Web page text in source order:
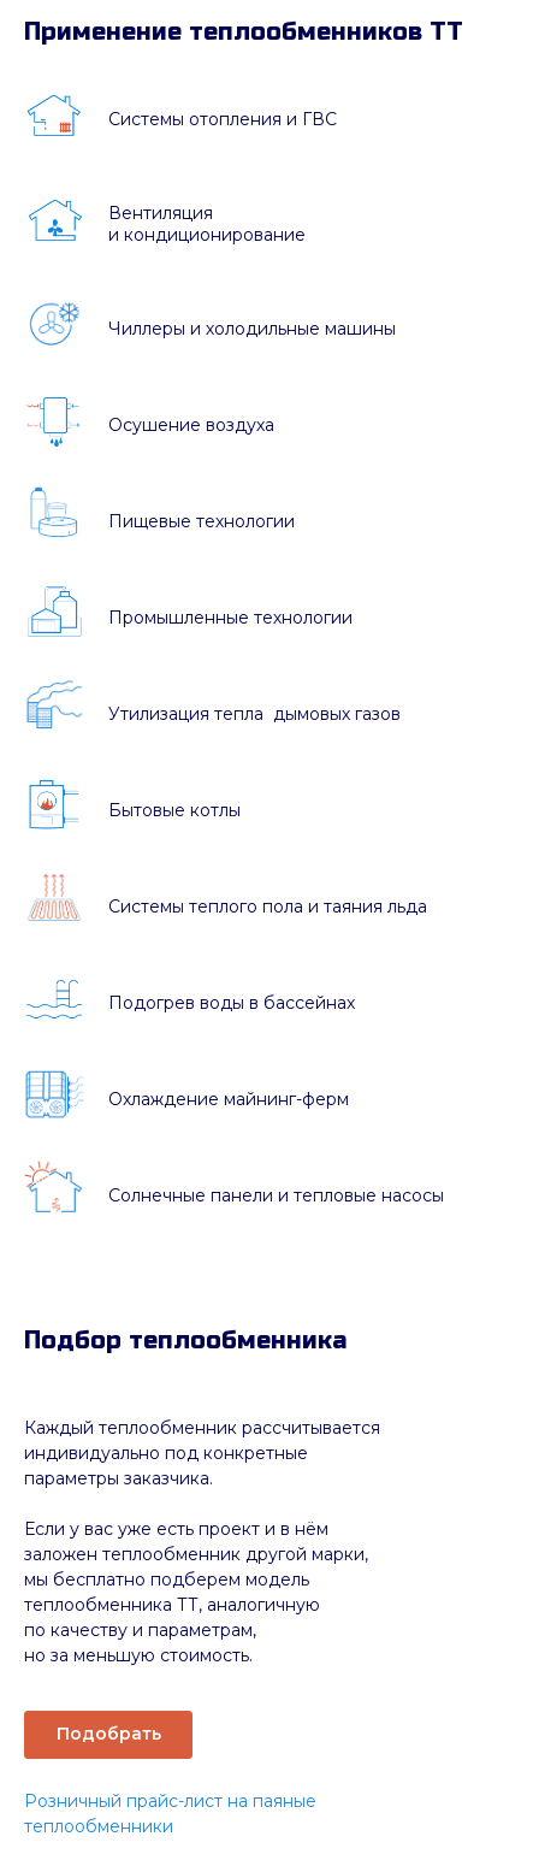
Применение теплообменников ТТ
Системы отопления и ГВС
Вентиляция
и кондиционирование
Чиллеры и холодильные машины
Осушение воздуха
Пищевые технологии
Промышленные технологии
Утилизация тепла дымовых газов
Бытовые котлы
Системы теплого пола и таяния льда
Подогрев воды в бассейнах
Охлаждение майнинг-ферм
Солнечные панели и тепловые насосы
Подбор теплообменника
Подобрать
Каждый теплообменник рассчитывается
индивидуально под конкретные
параметры заказчика.
Если у вас уже есть проект и в нём
заложен теплообменник другой марки,
мы бесплатно подберем модель
теплообменника ТТ, аналогичную
по качеству и параметрам,
но за меньшую стоимость.
Розничный прайс-лист на паяные
теплообменники